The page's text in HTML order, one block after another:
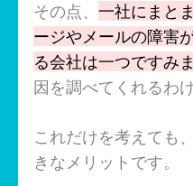
その点、 一社にまと
ージやメールの障害
る会社は一つですみま
因を調べてくれるわけ
これだけを考えても
きなメリットです。